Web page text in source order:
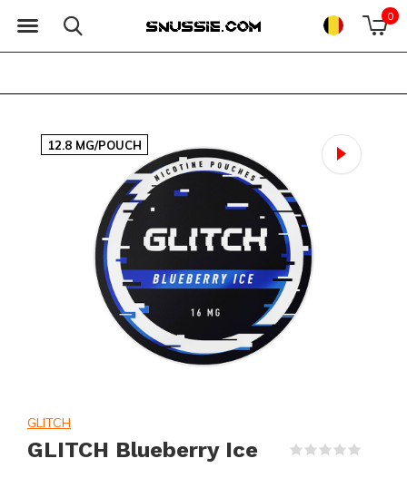
0
12.8 MG/POUCH
GLITCH
GLITCH Blueberry Ice